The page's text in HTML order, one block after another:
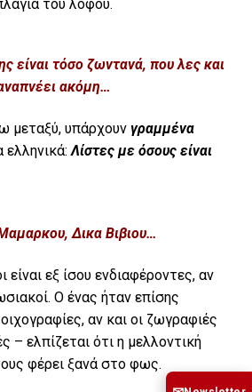
του λόφου.
είναι τόσο ζωντανά, που λες και
ακόμη…
μεταξύ, υπάρχουν γραμμένα
ελληνικά:Λίστες με όσους είναι
Δικα Βιβιου…
είναι εξ ίσου ενδιαφέροντες, αν
Ο ένας ήταν επίσης
αν και οι ζωγραφιές
– ελπίζεται ότι η μελλοντική
φέρει ξανά στο φως.